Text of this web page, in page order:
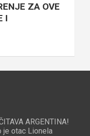
ZA OVE
I
ARGENTINA!
je otac Lionela